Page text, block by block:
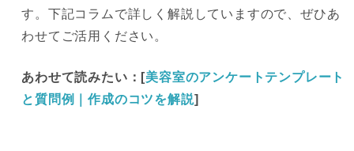
す。下記コラムで詳しく解説していますので、ぜひあ
わせてご活用ください。
あわせて読みたい：[美容室のアンケートテンプレート
と質問例｜作成のコツを解説]